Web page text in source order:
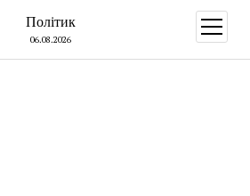
Політик
06.08.2026
open
menu